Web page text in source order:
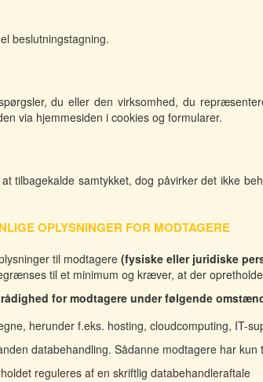
beslutningstagning.
du eller den virksomhed, du
via hjemmesiden i cookies og formularer.
tilbagekalde samtykket, dog påvirker det ikke
OPLYSNINGER FOR MODTAGERE
til modtagere(fysiske eller juridiske
til et minimum og kræver, at der
for modtagere under følgende
herunder f.eks. hosting, cloudcomputing, IT-
databehandling. Sådanne modtagere har
reguleres af en skriftlig databehandleraftale